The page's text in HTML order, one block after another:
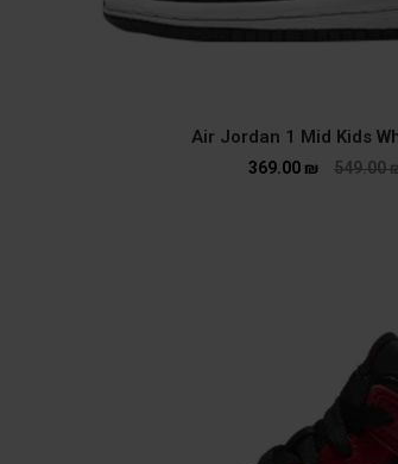
Air Jordan 1 Mid Kids
549.00
369.00 ₪